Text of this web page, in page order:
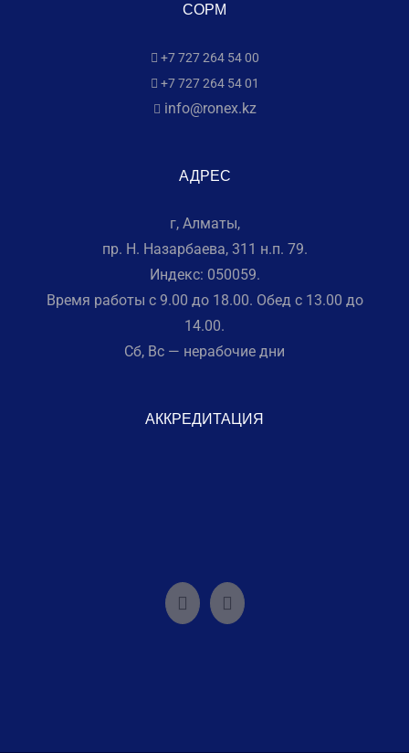
СОРМ
+7 727 264 54 00
+7 727 264 54 01
info@ronex.kz
АДРЕС
г, Алматы,
пр. Н. Назарбаева, 311 н.п. 79.
Индекс: 050059.
Время работы с 9.00 до 18.00. Обед с 13.00 до
14.00.
Сб, Вс — нерабочие дни
АККРЕДИТАЦИЯ